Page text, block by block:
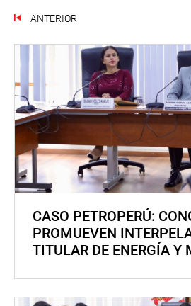
ANTERIOR
CASO PETROPERÚ:
PROMUEVEN
TITULAR DE ENERGÍA Y